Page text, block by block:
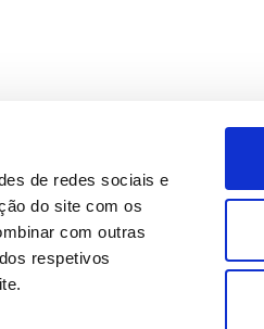
de redes sociais e
do site com os
com outras
respetivos